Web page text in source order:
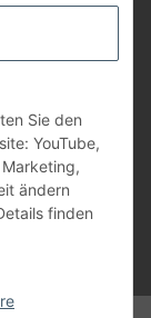
Sie den
YouTube,
ändern
finden